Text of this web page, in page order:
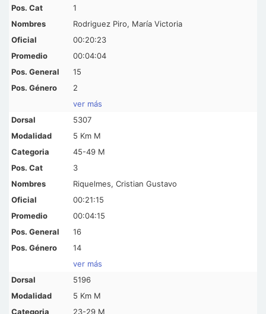
1
Rodriguez Piro, María Victoria
00:20:23
00:04:04
15
2
ver más
5307
5 Km M
45-49 M
3
Riquelmes, Cristian Gustavo
00:21:15
00:04:15
16
14
ver más
5196
5 Km M
23-29 M